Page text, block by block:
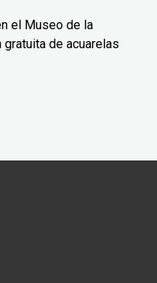
el Museo de la
de acuarelas